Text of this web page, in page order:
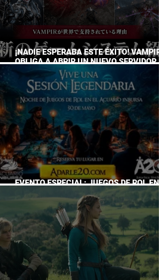
¡NADIE ESPERABA ESTE ÉXITO! VAMPIR
OBLIGA A ABRIR UN NUEVO SERVIDOR
JAPÓN A SOLO DOS DÍAS DE SU
LANZAMIENTO
EVENTO ESPECIAL: JUEGOS DE ROL EN